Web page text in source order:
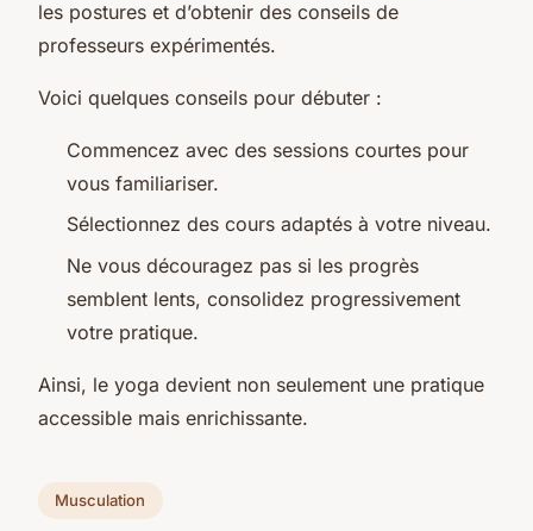
les postures et d’obtenir des conseils de
professeurs expérimentés.
Voici quelques conseils pour débuter :
Commencez avec des sessions courtes pour
vous familiariser.
Sélectionnez des cours adaptés à votre niveau.
Ne vous découragez pas si les progrès
semblent lents, consolidez progressivement
votre pratique.
Ainsi, le yoga devient non seulement une pratique
accessible mais enrichissante.
Musculation